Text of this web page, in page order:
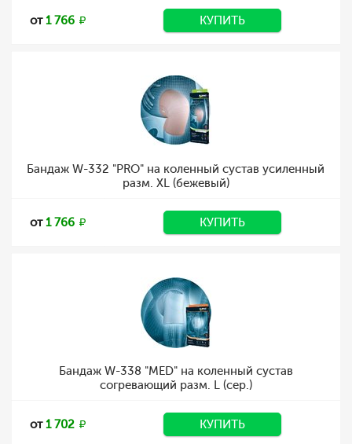
от1 766 КУПИТЬ
Бандаж W-332 "PRO" на коленный сустав усиленный
разм. XL (бежевый)
от1 766 КУПИТЬ
Бандаж W-338 "MED" на коленный сустав
согревающий разм. L (сер.)
от1 702 КУПИТЬ